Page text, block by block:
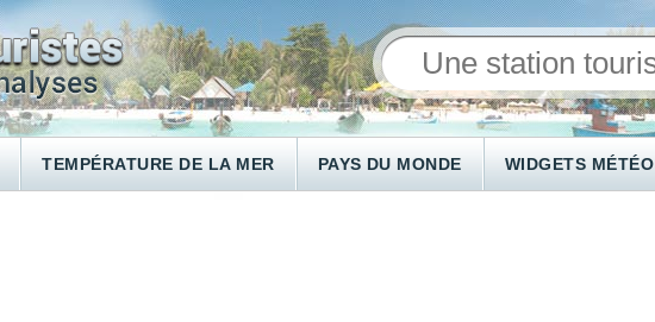
TEMPÉRATURE DE LA MER PAYS DU MONDE WIDGETS MÉTÉO